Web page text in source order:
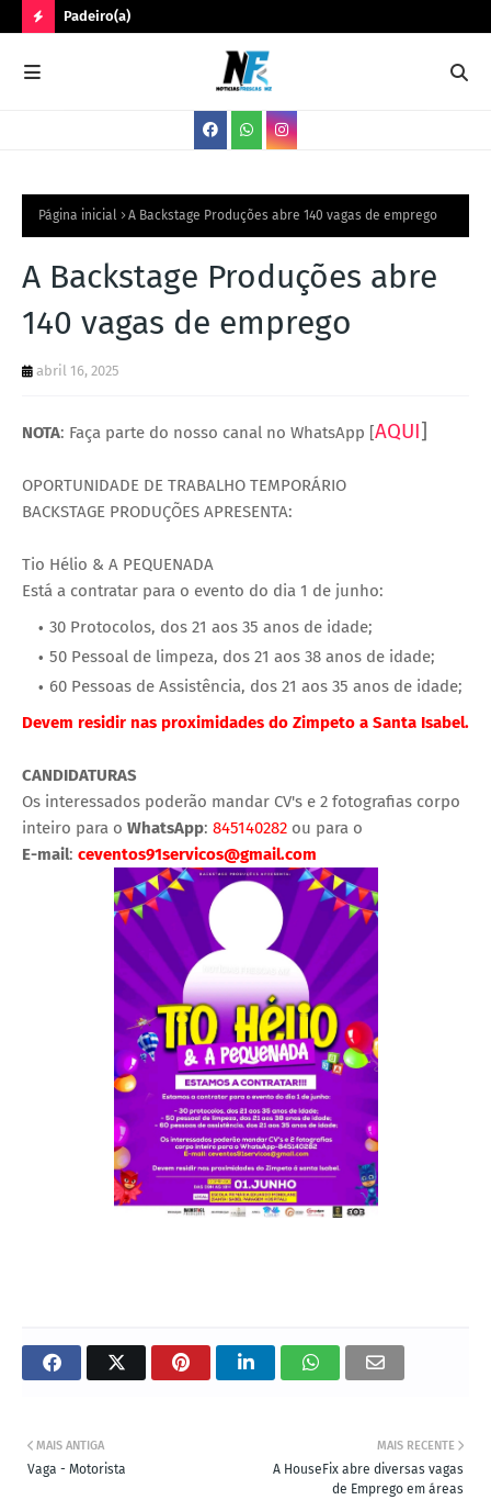
O
V
G
Padeiro(a)
Página inicial A Backstage Produções abre 140 vagas de emprego
A Backstage Produções abre
140 vagas de emprego
abril 16, 2025
NOTA: Faça parte do nosso canal no WhatsApp [AQUI]
OPORTUNIDADE DE TRABALHO TEMPORÁRIO
BACKSTAGE PRODUÇÕES APRESENTA:
Tio Hélio & A PEQUENADA
Está a contratar para o evento do dia 1 de junho:
30 Protocolos, dos 21 aos 35 anos de idade;
50 Pessoal de limpeza, dos 21 aos 38 anos de idade;
60 Pessoas de Assistência, dos 21 aos 35 anos de idade;
Devem residir nas proximidades do Zimpeto a Santa Isabel.
CANDIDATURAS
Os interessados poderão mandar CV's e 2 fotografias corpo
inteiro para o WhatsApp: 845140282 ou para o
E-mail: ceventos91servicos@gmail.com
MAIS RECENTE
A HouseFix abre diversas vagas
de Emprego em áreas
MAIS ANTIGA
Vaga - Motorista